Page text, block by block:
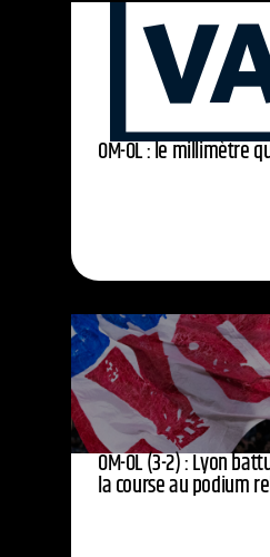
OM-OL : le millimètre
OM-OL (3-2) : Lyon
la course au podium